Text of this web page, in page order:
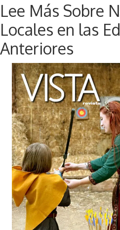
Lee Más Sobre
Locales en las
Anteriores